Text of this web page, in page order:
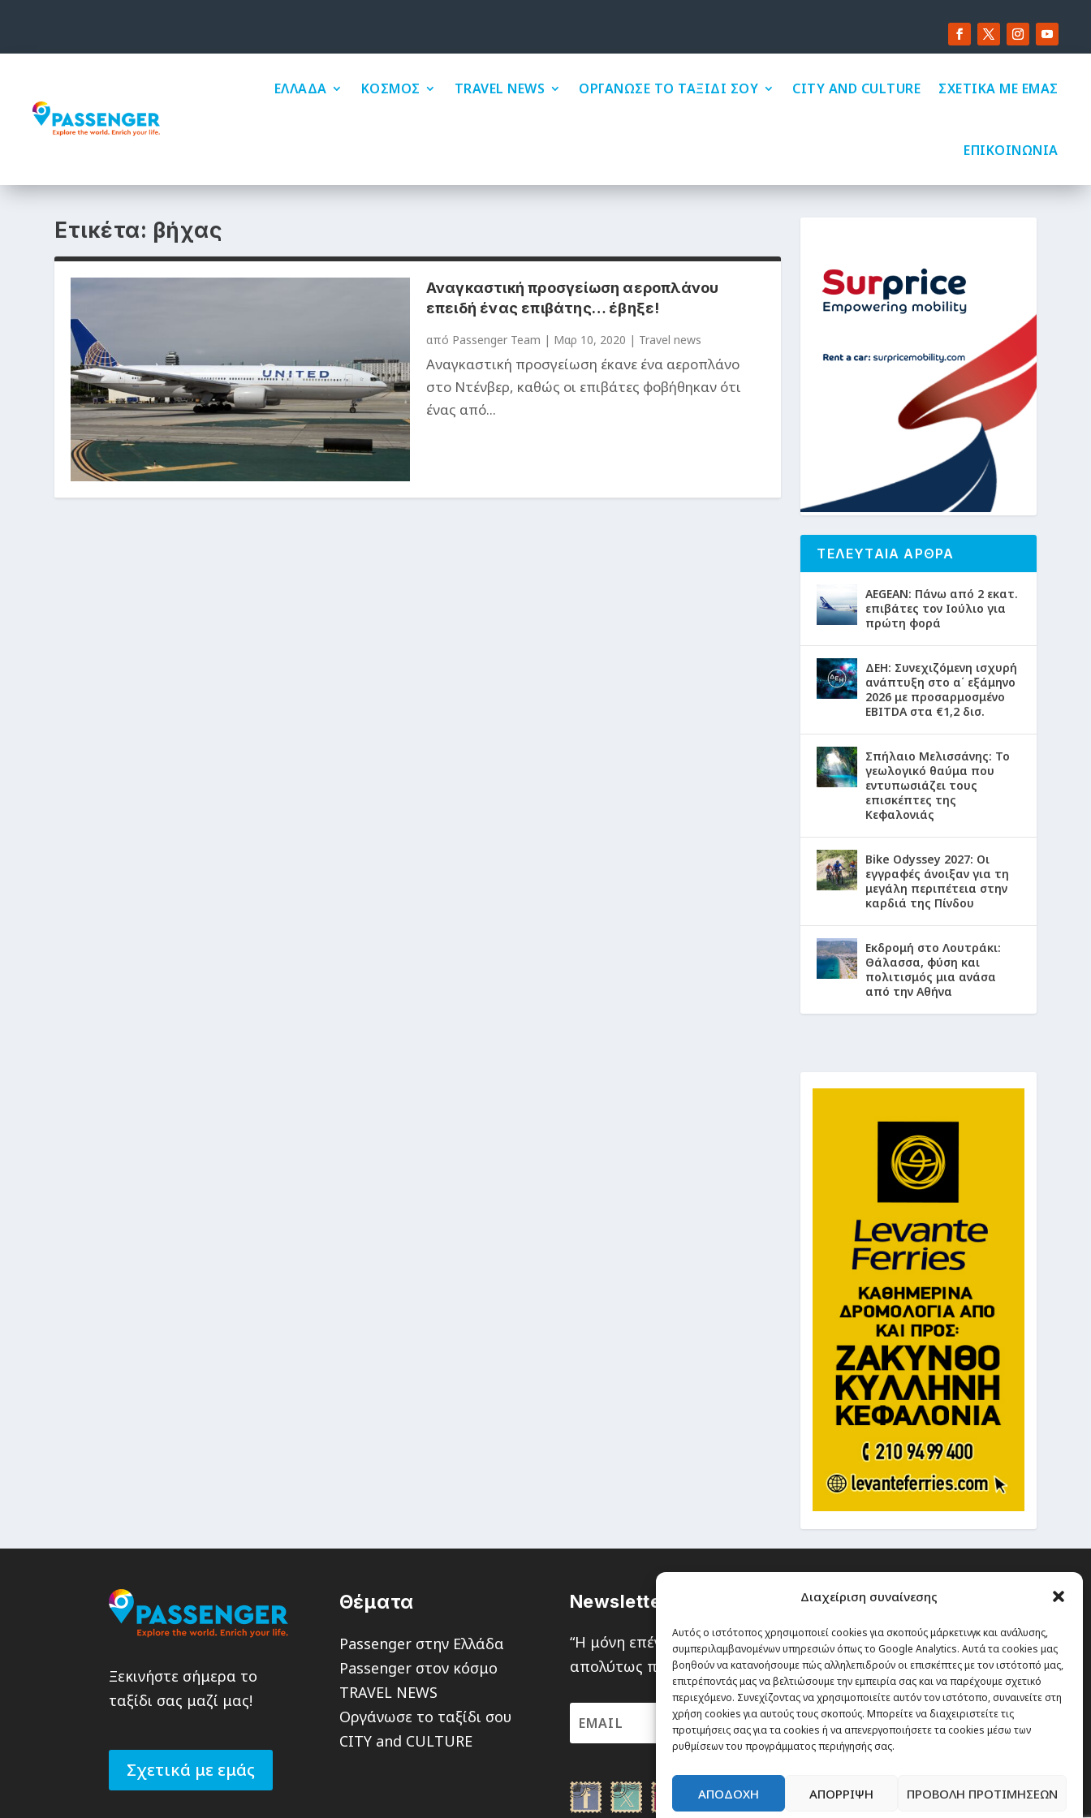
Διαχείριση συναίνεσης
Αυτός ο ιστότοπος χρησιμοποιεί cookies για σκοπούς μάρκετινγκ και ανάλυσης,
συμπεριλαμβανομένων υπηρεσιών όπως το Google Analytics. Αυτά τα cookies μας
βοηθούν να κατανοήσουμε πώς αλληλεπιδρούν οι επισκέπτες με τον ιστότοπό μας,
επιτρέποντάς μας να βελτιώσουμε την εμπειρία σας και να παρέχουμε σχετικό
περιεχόμενο. Συνεχίζοντας να χρησιμοποιείτε αυτόν τον ιστότοπο, συναινείτε στη
χρήση cookies για αυτούς τους σκοπούς. Μπορείτε να διαχειριστείτε τις
προτιμήσεις σας για τα cookies ή να απενεργοποιήσετε τα cookies μέσω των
ρυθμίσεων του προγράμματος περιήγησής σας.
ΑΠΟΔΟΧΗ ΑΠΟΡΡΙΨΗ ΠΡΟΒΟΛΗ ΠΡΟΤΙΜΗΣΕΩΝ
ΕΛΛΑΔΑ ΚΟΣΜΟΣ TRAVEL NEWS ΟΡΓΑΝΩΣΕ ΤΟ ΤΑΞΙΔΙ ΣΟΥ CITY AND CULTURE ΣΧΕΤΙΚΑ ΜΕ ΕΜΑΣ
ΕΠΙΚΟΙΝΩΝΙΑ
Ετικέτα: βήχας
Αναγκαστική προσγείωση αεροπλάνου
επειδή ένας επιβάτης… έβηξε!
από Passenger Team | Μαρ 10, 2020 | Travel news
Αναγκαστική προσγείωση έκανε ένα αεροπλάνο
στο Ντένβερ, καθώς οι επιβάτες φοβήθηκαν ότι
ένας από...
ΤΕΛΕΥΤΑΙΑ ΑΡΘΡΑ
AEGEAN: Πάνω από 2 εκατ.
επιβάτες τον Ιούλιο για
πρώτη φορά
ΔΕΗ: Συνεχιζόμενη ισχυρή
ανάπτυξη στο α΄ εξάμηνο
2026 με προσαρμοσμένο
EBITDA στα €1,2 δισ.
Σπήλαιο Μελισσάνης: Το
γεωλογικό θαύμα που
εντυπωσιάζει τους
επισκέπτες της
Κεφαλονιάς
Bike Odyssey 2027: Οι
εγγραφές άνοιξαν για τη
μεγάλη περιπέτεια στην
καρδιά της Πίνδου
Εκδρομή στο Λουτράκι:
Θάλασσα, φύση και
πολιτισμός μια ανάσα
από την Αθήνα
Ξεκινήστε σήμερα το
ταξίδι σας μαζί μας!
Σχετικά με εμάς
Θέματα
Passenger στην Ελλάδα
Passenger στον κόσμο
TRAVEL NEWS
Οργάνωσε το ταξίδι σου
CITY and CULTURE
Newsletter
“H μόνη επένδυση από την οποία δεν έχεις καμία
απολύτως πιθανότητα να χάσεις, είναι τα ταξίδια.”
Εγγραφή